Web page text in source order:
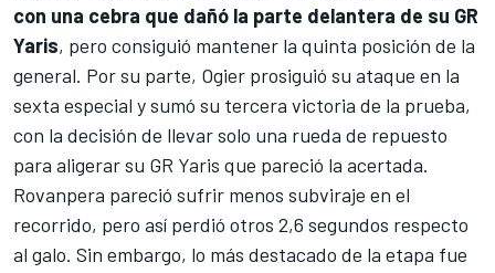
con una cebra que dañó la parte delantera de su GR
Yaris, pero consiguió mantener la quinta posición de la
general. Por su parte, Ogier prosiguió su ataque en la
sexta especial y sumó su tercera victoria de la prueba,
con la decisión de llevar solo una rueda de repuesto
para aligerar su GR Yaris que pareció la acertada.
Rovanpera pareció sufrir menos subviraje en el
recorrido, pero así perdió otros 2,6 segundos respecto
al galo. Sin embargo, lo más destacado de la etapa fue